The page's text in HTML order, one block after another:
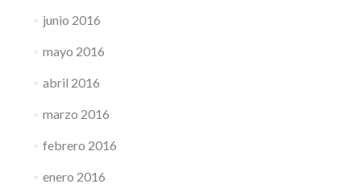
junio 2016
mayo 2016
abril 2016
marzo 2016
febrero 2016
enero 2016